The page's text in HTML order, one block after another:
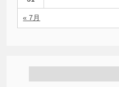
« 7月